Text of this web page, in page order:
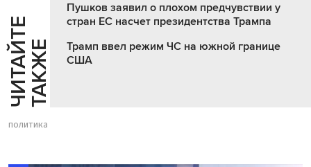
Ч
И
Т
АЙ
Т
Е
Т
А
К
ЖЕ
Пушков заявил о плохом предчувствии у
стран ЕС насчет президентства Трампа
Трамп ввел режим ЧС на южной границе
США
политика